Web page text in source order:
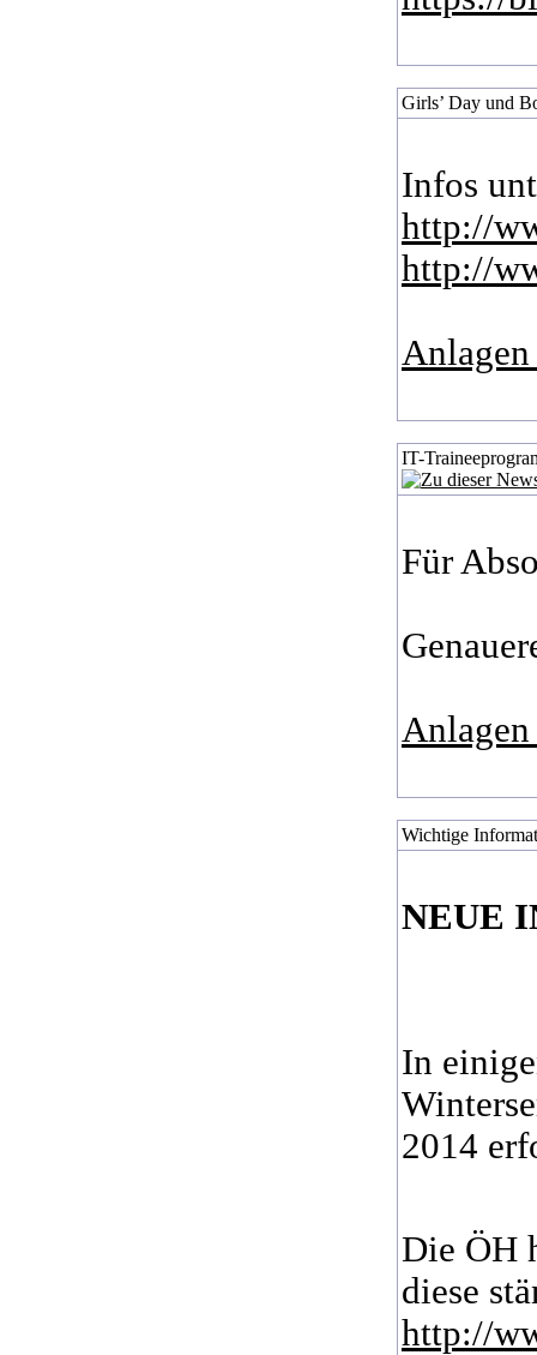
Girls’ Day und
Infos
http://
http://
IT-
Für
Wichtige
NEUE
In
2014
Die ÖH
diese
http://